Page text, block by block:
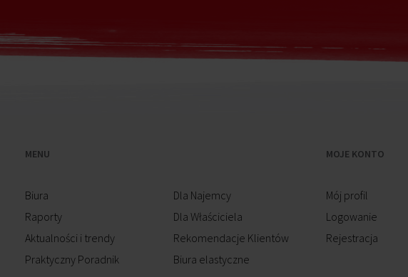
MENU
Biura
Raporty
Aktualności i trendy
Praktyczny Poradnik
Dla Najemcy
Dla Właściciela
Rekomendacje Klientów
Biura elastyczne
MOJE KONTO
Mój profil
Logowanie
Rejestracja